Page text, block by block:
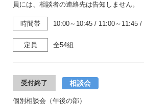
員には、相談者の連絡先は告知しません。
時間帯 10:00～10:45 / 11:00～11:45 /
定員 全54組
受付終了 相談会
個別相談会（午後の部）